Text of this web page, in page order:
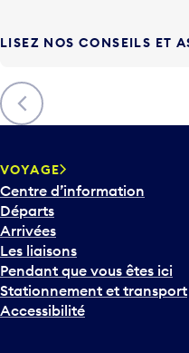
Centre d’information
Départs
Arrivées
Les liaisons
Pendant que vous êtes ici
Stationnement et transport
Accessibilité